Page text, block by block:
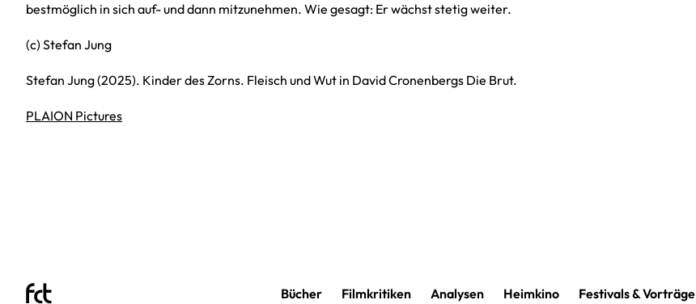
bestmöglich in sich auf- und dann mitzunehmen. Wie gesagt: Er wächst stetig weiter.
(c) Stefan Jung
Stefan Jung (2025). Kinder des Zorns. Fleisch und Wut in David Cronenbergs Die Brut.
PLAION Pictures
Bücher Filmkritiken Analysen Heimkino Festivals & Vorträge